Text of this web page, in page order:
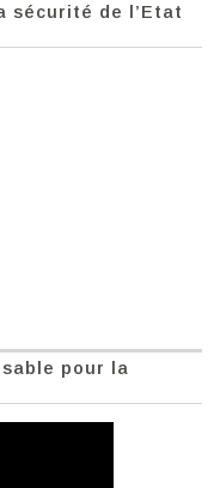
sécurité de l’Etat
pour la